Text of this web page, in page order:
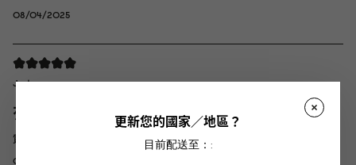
08/04/2025
Judy
有型又方便
質感優異，最近剛好常常下雨，可以不用擔心濕了不好保養
01/04/2025
更新您的國家／地區？
目前配送至：: